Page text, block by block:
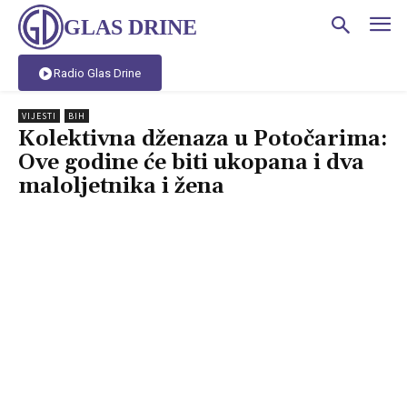
GLAS DRINE
Radio Glas Drine
VIJESTI BIH
Kolektivna dženaza u Potočarima:
Ove godine će biti ukopana i dva
maloljetnika i žena